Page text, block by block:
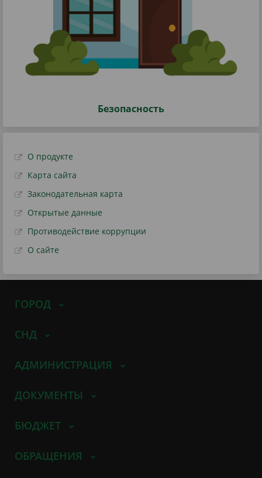
Безопасность
О продукте
Карта сайта
Законодательная карта
Открытые данные
Противодействие коррупции
О сайте
ГОРОД
СНД
АДМИНИСТРАЦИЯ
ДОКУМЕНТЫ
БЮДЖЕТ
ОБРАЩЕНИЯ